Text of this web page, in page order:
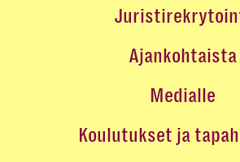
Ajankohtaista
Medialle
Koulutukset ja